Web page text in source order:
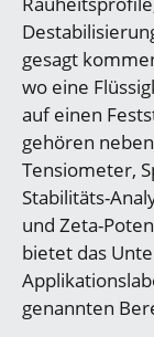
gesagt
wo eine
auf einen
gehören
Tensiometer,
Stabilitäts-
und Zeta-
bietet das
genannten